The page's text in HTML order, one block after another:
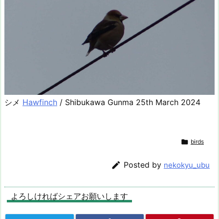
シメ Hawfinch / Shibukawa Gunma 25th March 2024
 birds
 Posted by nekokyu_ubu
よろしければシェアお願いします